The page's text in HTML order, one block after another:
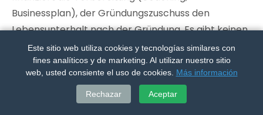
Businessplan), der Gründungszuschuss den
Lebensunterhalt nach der Gründung. Es gibt keinen
gegenseitigen Ausschluss.
Was passiert, wenn meine 150 Tage
abgelaufen sind?
Este sitio web utiliza cookies y tecnologías similares con
fines analíticos y de marketing. Al utilizar nuestro sitio
web, usted consiente el uso de cookies. Más información
Rechazar Aceptar